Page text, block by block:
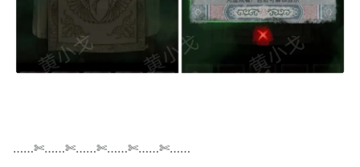
……✄……✄……✄……✄……✄……